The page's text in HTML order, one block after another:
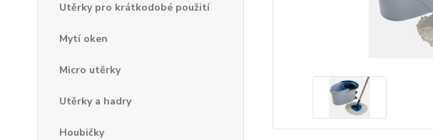
Utěrky pro krátkodobé použití
Mytí oken
Micro utěrky
Utěrky a hadry
Houbičky